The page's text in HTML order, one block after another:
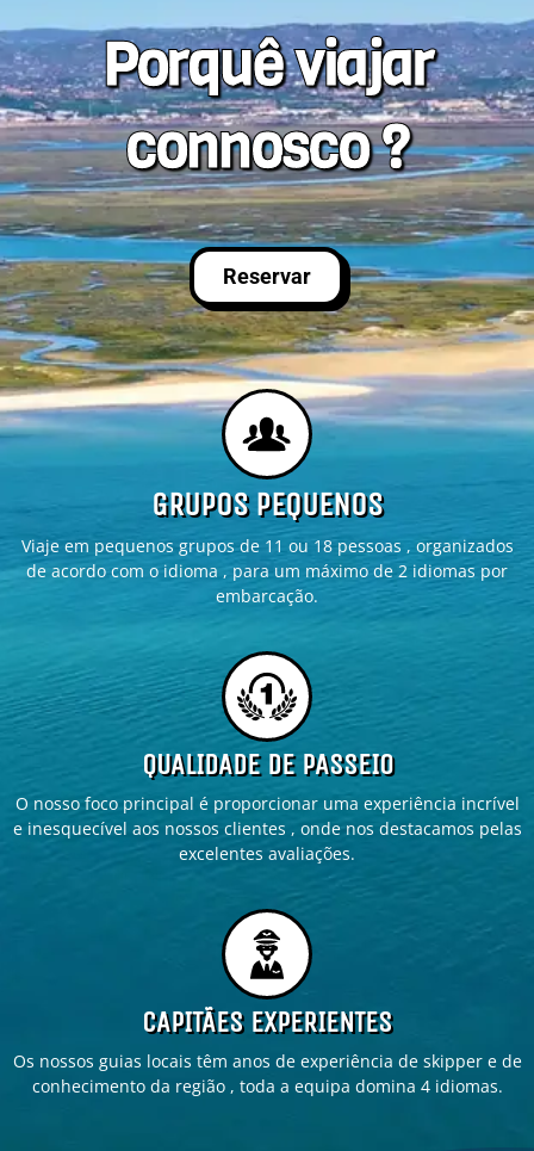
Porquê viajar
connosco ?
Reservar
GRUPOS PEQUENOS
Viaje em pequenos grupos de 11 ou 18 pessoas , organizados
de acordo com o idioma , para um máximo de 2 idiomas por
embarcação.
QUALIDADE DE PASSEIO
O nosso foco principal é proporcionar uma experiência incrível
e inesquecível aos nossos clientes , onde nos destacamos pelas
excelentes avaliações.
CAPITÃES EXPERIENTES
Os nossos guias locais têm anos de experiência de skipper e de
conhecimento da região , toda a equipa domina 4 idiomas.